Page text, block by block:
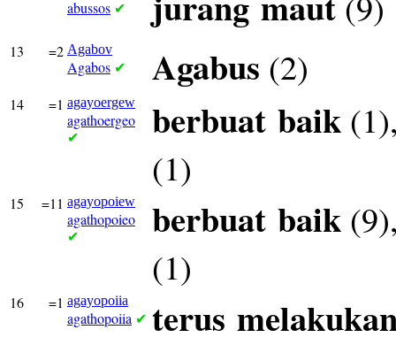
abussos ✔
13 =2 Agabov
Agabos ✔ Agabus (2)
14 =1 agayoergew
agathoergeo
✔ berbuat baik
(1)
15 =11 agayopoiew
agathopoieo
✔ berbuat baik
(1)
16 =1 agayopoiia
agathopoiia ✔ terus